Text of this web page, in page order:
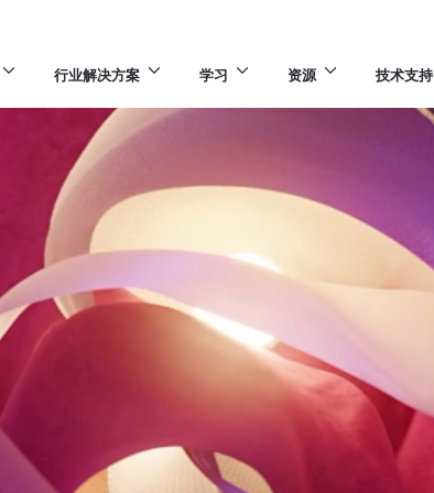
行业解决方案 学习 资源 技术支持